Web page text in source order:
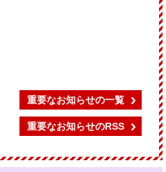
重要なお知らせの一覧
重要なお知らせのRSS